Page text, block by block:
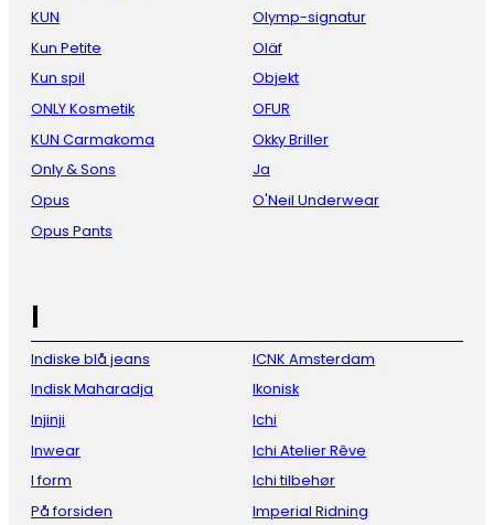
KUN
Kun Petite
Kun spil
ONLY Kosmetik
KUN Carmakoma
Only & Sons
Opus
Opus Pants
Olymp-signatur
Oläf
Objekt
OFUR
Okky Briller
Ja
O'Neil Underwear
I
Indiske blå jeans
Indisk Maharadja
Injinji
Inwear
I form
På forsiden
ICNK Amsterdam
Ikonisk
Ichi
Ichi Atelier Rêve
Ichi tilbehør
Imperial Ridning